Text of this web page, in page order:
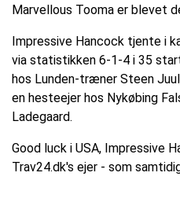
Marvellous Tooma er blevet
Impressive Hancock tjente i
via statistikken 6-1-4 i 35
hos Lunden-træner Steen
en hesteejer hos Nykøbing
Ladegaard.
Good luck i USA, Impressive
Trav24.dk's ejer - som